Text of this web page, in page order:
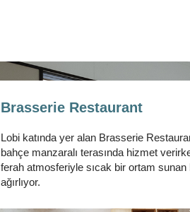
Brasserie Restaurant
Lobi katında yer alan Brasserie
bahçe manzaralı terasında hizmet
ferah atmosferiyle sıcak bir ortam
ağırlıyor.